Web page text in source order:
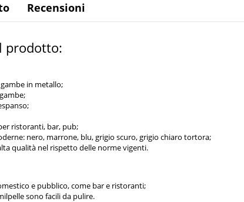
Recensioni
prodotto:
in metallo;
ristoranti, bar, pub;
nero, marrone, blu, grigio scuro, grigio chiaro tortora;
qualità nel rispetto delle norme vigenti.
e pubblico, come bar e ristoranti;
sono facili da pulire.